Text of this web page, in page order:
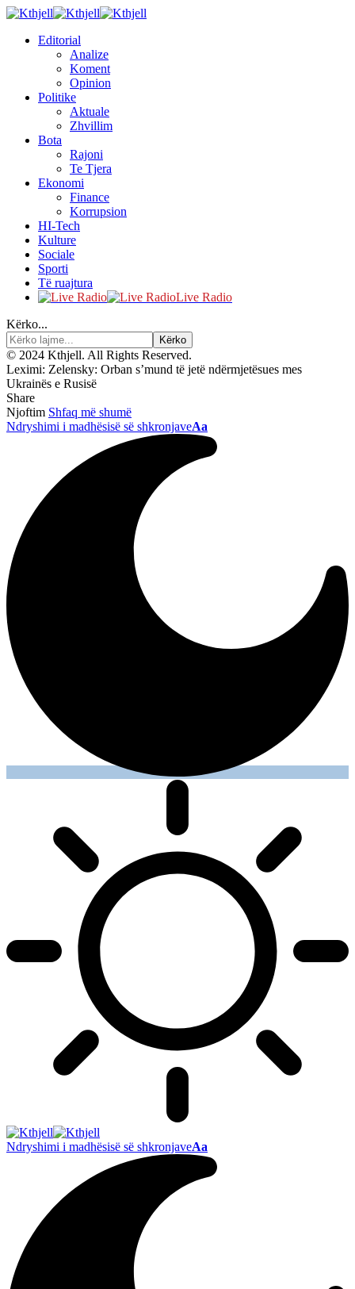
Editorial
Analize
Koment
Opinion
Politike
Aktuale
Zhvillim
Bota
Rajoni
Te Tjera
Ekonomi
Finance
Korrupsion
HI-Tech
Kulture
Sociale
Sporti
Të ruajtura
Live Radio
Kërko...
© 2024 Kthjell. All Rights Reserved.
Leximi: Zelensky: Orban s’mund të jetë ndërmjetësues mes
Ukrainës e Rusisë
Share
Njoftim Shfaq më shumë
Ndryshimi i madhësisë së shkronjaveAa
Ndryshimi i madhësisë së shkronjaveAa